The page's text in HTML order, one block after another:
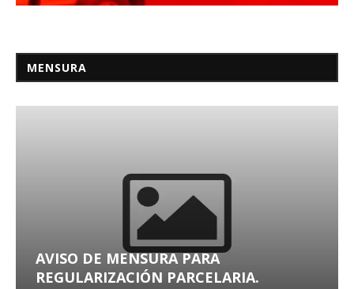
MENSURA
AVISO DE MENSURA PARA
REGULARIZACIÓN PARCELARIA.